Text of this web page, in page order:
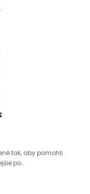
tak, aby pomohli
po..